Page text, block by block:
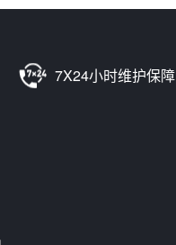
7X24小时维护保障